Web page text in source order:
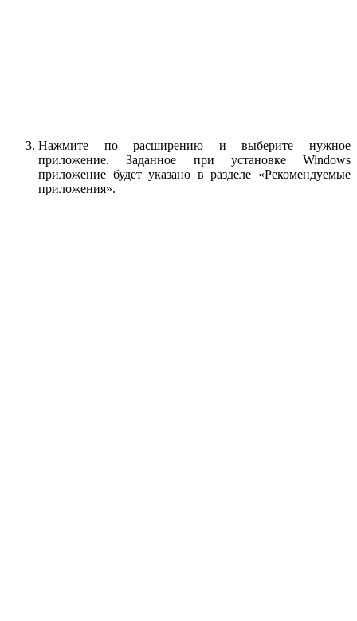
Нажмите по расширению и выберите нужное
приложение. Заданное при установке Windows
приложение будет указано в разделе «Рекомендуемые
приложения».